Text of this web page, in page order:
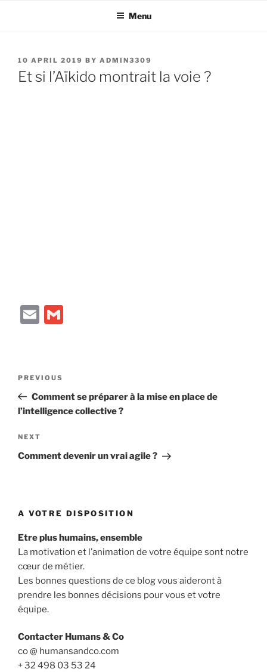
Menu
POSTED
ON
10 APRIL 2019 BY ADMIN3309
Et si l’Aïkido montrait la voie ?
E
l
Previous
Post
PREVIOUS
Comment se préparer à la mise en place de
l’intelligence collective ?
Next
Post
NEXT
Comment devenir un vrai agile ?
A VOTRE DISPOSITION
Etre plus humains, ensemble
La motivation et l’animation de votre équipe sont notre
cœur de métier.
Les bonnes questions de ce blog vous aideront à
prendre les bonnes décisions pour vous et votre
équipe.
Contacter Humans & Co
co @ humansandco.com
+ 32 498 03 53 24